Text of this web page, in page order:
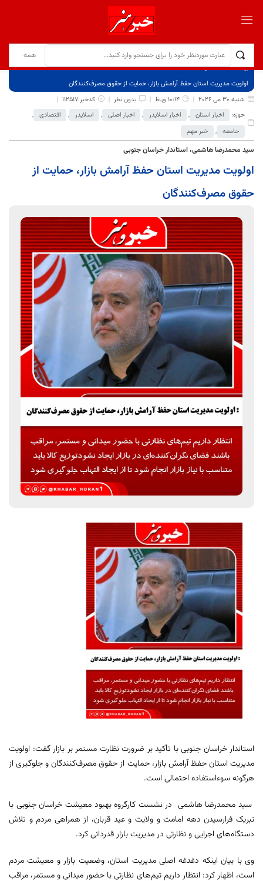
برگ نخست
نوشته‌ها
اولویت مدیریت استان حفظ آرامش بازار، حمایت از حقوق مصرف‌کنندگان
شنبه 30 می 2026
10:14 ق.ظ بدون نظر
کدخبر:112517
حوزه:
اخبار استان , اخبار اسلایدر , اخبار اصلی , اسلایدر , اقتصادی ,
جامعه , خبر مهم
سید محمدرضا هاشمی، استاندار خراسان جنوبی
اولویت مدیریت استان حفظ آرامش بازار، حمایت از
حقوق مصرف‌کنندگان
استاندار خراسان جنوبی با تأکید بر ضرورت نظارت مستمر بر بازار گفت: اولویت
مدیریت استان حفظ آرامش بازار، حمایت از حقوق مصرف‌کنندگان و جلوگیری از
هرگونه سوءاستفاده احتمالی است.
سید محمدرضا هاشمی در نشست کارگروه بهبود معیشت خراسان جنوبی با
تبریک فرارسیدن دهه امامت و ولایت و عید قربان، از همراهی مردم و تلاش
دستگاه‌های اجرایی و نظارتی در مدیریت بازار قدردانی کرد.
وی با بیان اینکه دغدغه اصلی مدیریت استان، وضعیت بازار و معیشت مردم
است، اظهار کرد: انتظار داریم تیم‌های نظارتی با حضور میدانی و مستمر، مراقب